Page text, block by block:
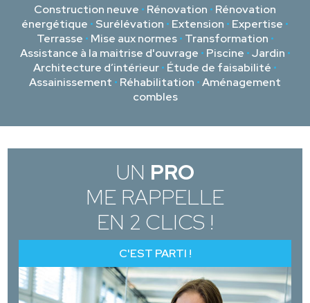
Construction neuve • Rénovation • Rénovation
énergétique • Surélévation • Extension • Expertise •
Terrasse • Mise aux normes • Transformation •
Assistance à la maitrise d'ouvrage • Piscine •Jardin •
Architecture d’intérieur• Étude de faisabilité •
Assainissement • Réhabilitation •Aménagement
combles
UN PRO
ME RAPPELLE
EN 2 CLICS !
C'EST PARTI !